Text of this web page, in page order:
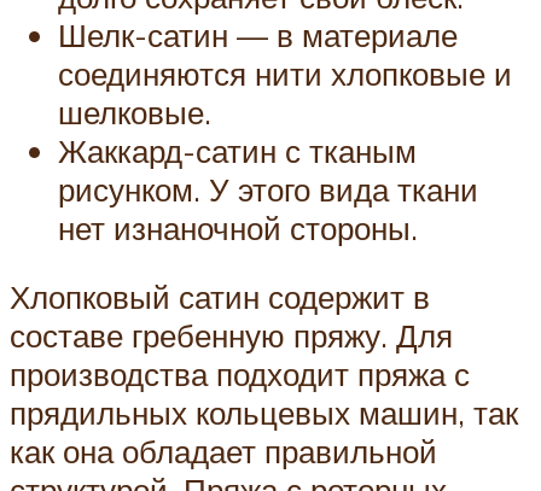
Шелк-сатин — в материале
соединяются нити хлопковые и
шелковые.
Жаккард-сатин с тканым
рисунком. У этого вида ткани
нет изнаночной стороны.
Хлопковый сатин содержит в
составе гребенную пряжу. Для
производства подходит пряжа с
прядильных кольцевых машин, так
как она обладает правильной